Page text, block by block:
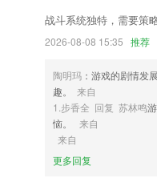
互动答题，“抢答”和“随机”代
习气氛高涨。
4,餐桌、茶几、书桌旁，随时
奇艺影视综艺、动画、新闻、
5,实现了全面计费、管理、营
战斗系统独特，需要策
2026-08-08 15:35 推荐
陶明玛 ：游戏的剧情发
趣。
来自
1.步香全 回复 苏林鸣
恼。
来自
来自
更多回复